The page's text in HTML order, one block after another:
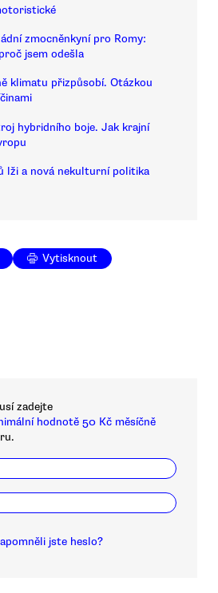
zmocněnkyní pro Romy:
jsem odešla
klimatu přizpůsobí. Otázkou
hybridního boje. Jak krajní
lži a nová nekulturní politika
Vytisknout
zadejte
hodnotě 50 Kč měsíčně
jste heslo?